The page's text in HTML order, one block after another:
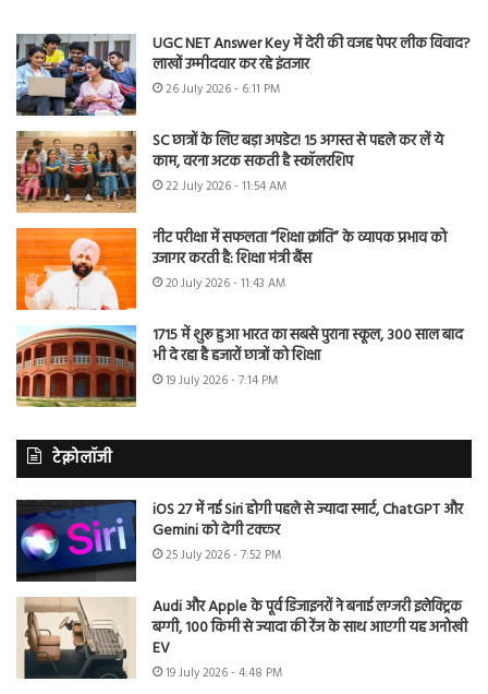
UGC NET Answer Key में देरी की वजह पेपर लीक विवाद?
लाखों उम्मीदवार कर रहे इंतजार
26 July 2026 - 6:11 PM
SC छात्रों के लिए बड़ा अपडेट! 15 अगस्त से पहले कर लें ये
काम, वरना अटक सकती है स्कॉलरशिप
22 July 2026 - 11:54 AM
नीट परीक्षा में सफलता “शिक्षा क्रांति” के व्यापक प्रभाव को
उजागर करती है: शिक्षा मंत्री बैंस
20 July 2026 - 11:43 AM
1715 में शुरू हुआ भारत का सबसे पुराना स्कूल, 300 साल बाद
भी दे रहा है हजारों छात्रों को शिक्षा
19 July 2026 - 7:14 PM
टेक्नोलॉजी
iOS 27 में नई Siri होगी पहले से ज्यादा स्मार्ट, ChatGPT और
Gemini को देगी टक्कर
25 July 2026 - 7:52 PM
Audi और Apple के पूर्व डिजाइनरों ने बनाई लग्जरी इलेक्ट्रिक
बग्गी, 100 किमी से ज्यादा की रेंज के साथ आएगी यह अनोखी
EV
19 July 2026 - 4:48 PM